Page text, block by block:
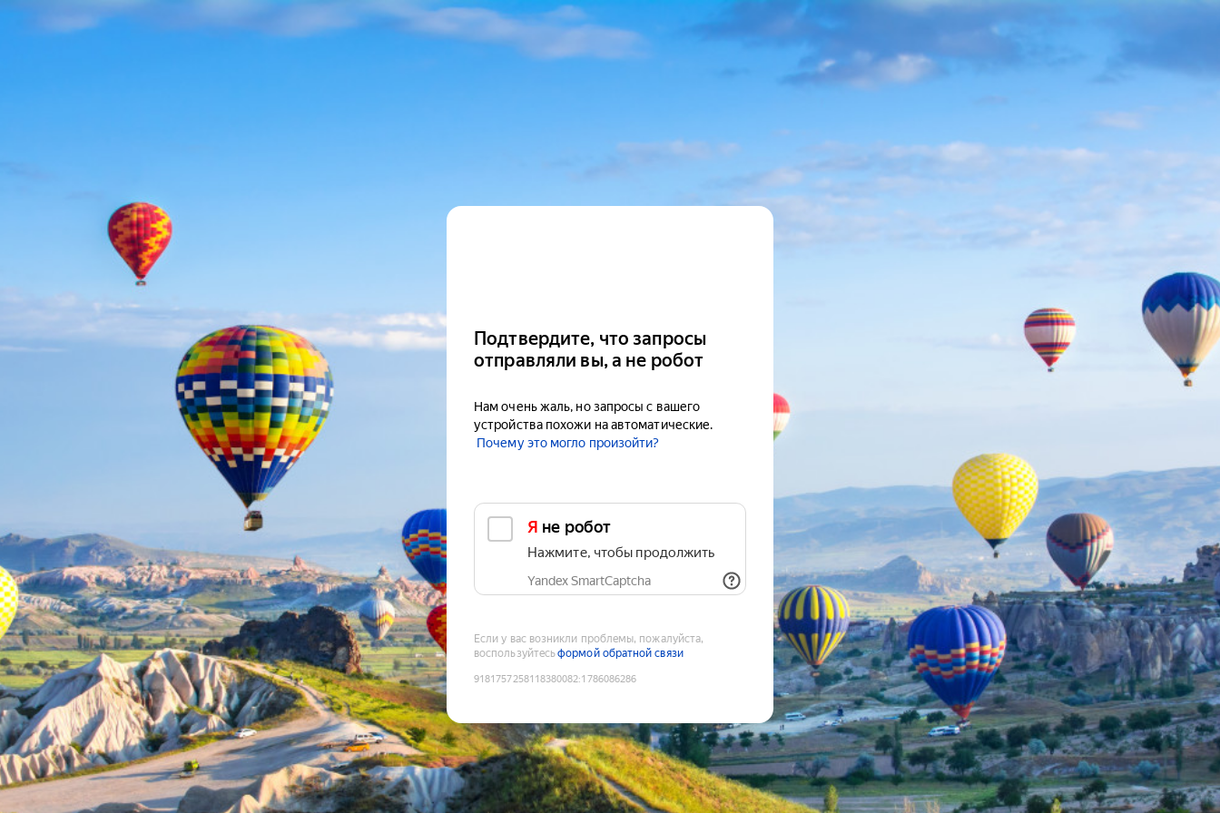
Подтвердите, что запросы
отправляли вы, а не робот
Нам очень жаль, но запросы с вашего
устройства похожи на автоматические.
Почему это могло произойти?
Я не робот
Нажмите, чтобы продолжить
Yandex SmartCaptcha
Если у вас возникли проблемы, пожалуйста,
воспользуйтесьформой обратной связи
9181757258118380082:1786086286